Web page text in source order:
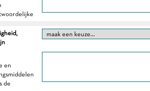
en
de